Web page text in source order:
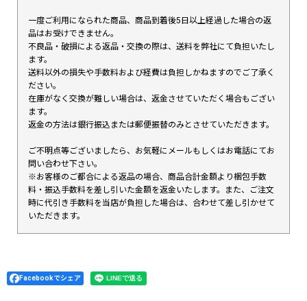
一度ご利用になられた商品、商品到着後5日以上経過した場合の返
品はお受けできません。
不良品・破損による返品・交換の際は、送料を弊社にて負担いたし
ます。
送料以外の損失や手数料および経費は負担しかねますのでご了承く
ださい。
在庫がなく交換が難しい場合は、返金させていただく場合もござい
ます。
返金の方法は銀行振込または郵便振替のみとさせていただきます。
ご不明点等ございましたら、お気軽にメールもしくはお電話にてお
問い合わせ下さい。
※お客様のご都合による返品の場合、商品合計金額より梱包手数
料・振込手数料を差し引いた金額を返金いたします。また、ご注文
時に代引き手数料を当店が負担した場合は、合わせて差し引かせて
いただきます。
Facebookでシェア